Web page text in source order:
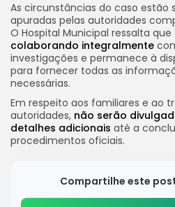
As circunstâncias do caso estão
apuradas pelas autoridades
O Hospital Municipal ressalta que
colaborando integralmente
investigações e permanece à
para fornecer todas as
necessárias.
Em respeito aos familiares e ao
autoridades, não serão
detalhes adicionais até a
procedimentos oficiais.
Compartilhe este